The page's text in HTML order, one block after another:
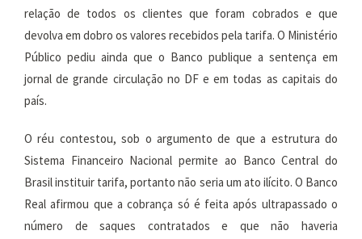
relação de todos os clientes que foram cobrados e que
devolva em dobro os valores recebidos pela tarifa. O Ministério
Público pediu ainda que o Banco publique a sentença em
jornal de grande circulação no DF e em todas as capitais do
país.
O réu contestou, sob o argumento de que a estrutura do
Sistema Financeiro Nacional permite ao Banco Central do
Brasil instituir tarifa, portanto não seria um ato ilícito. O Banco
Real afirmou que a cobrança só é feita após ultrapassado o
número de saques contratados e que não haveria